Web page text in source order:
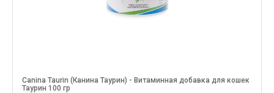
Canina Taurin (Канина Таурин) - Витаминная добавка для кошек
Таурин 100 гр